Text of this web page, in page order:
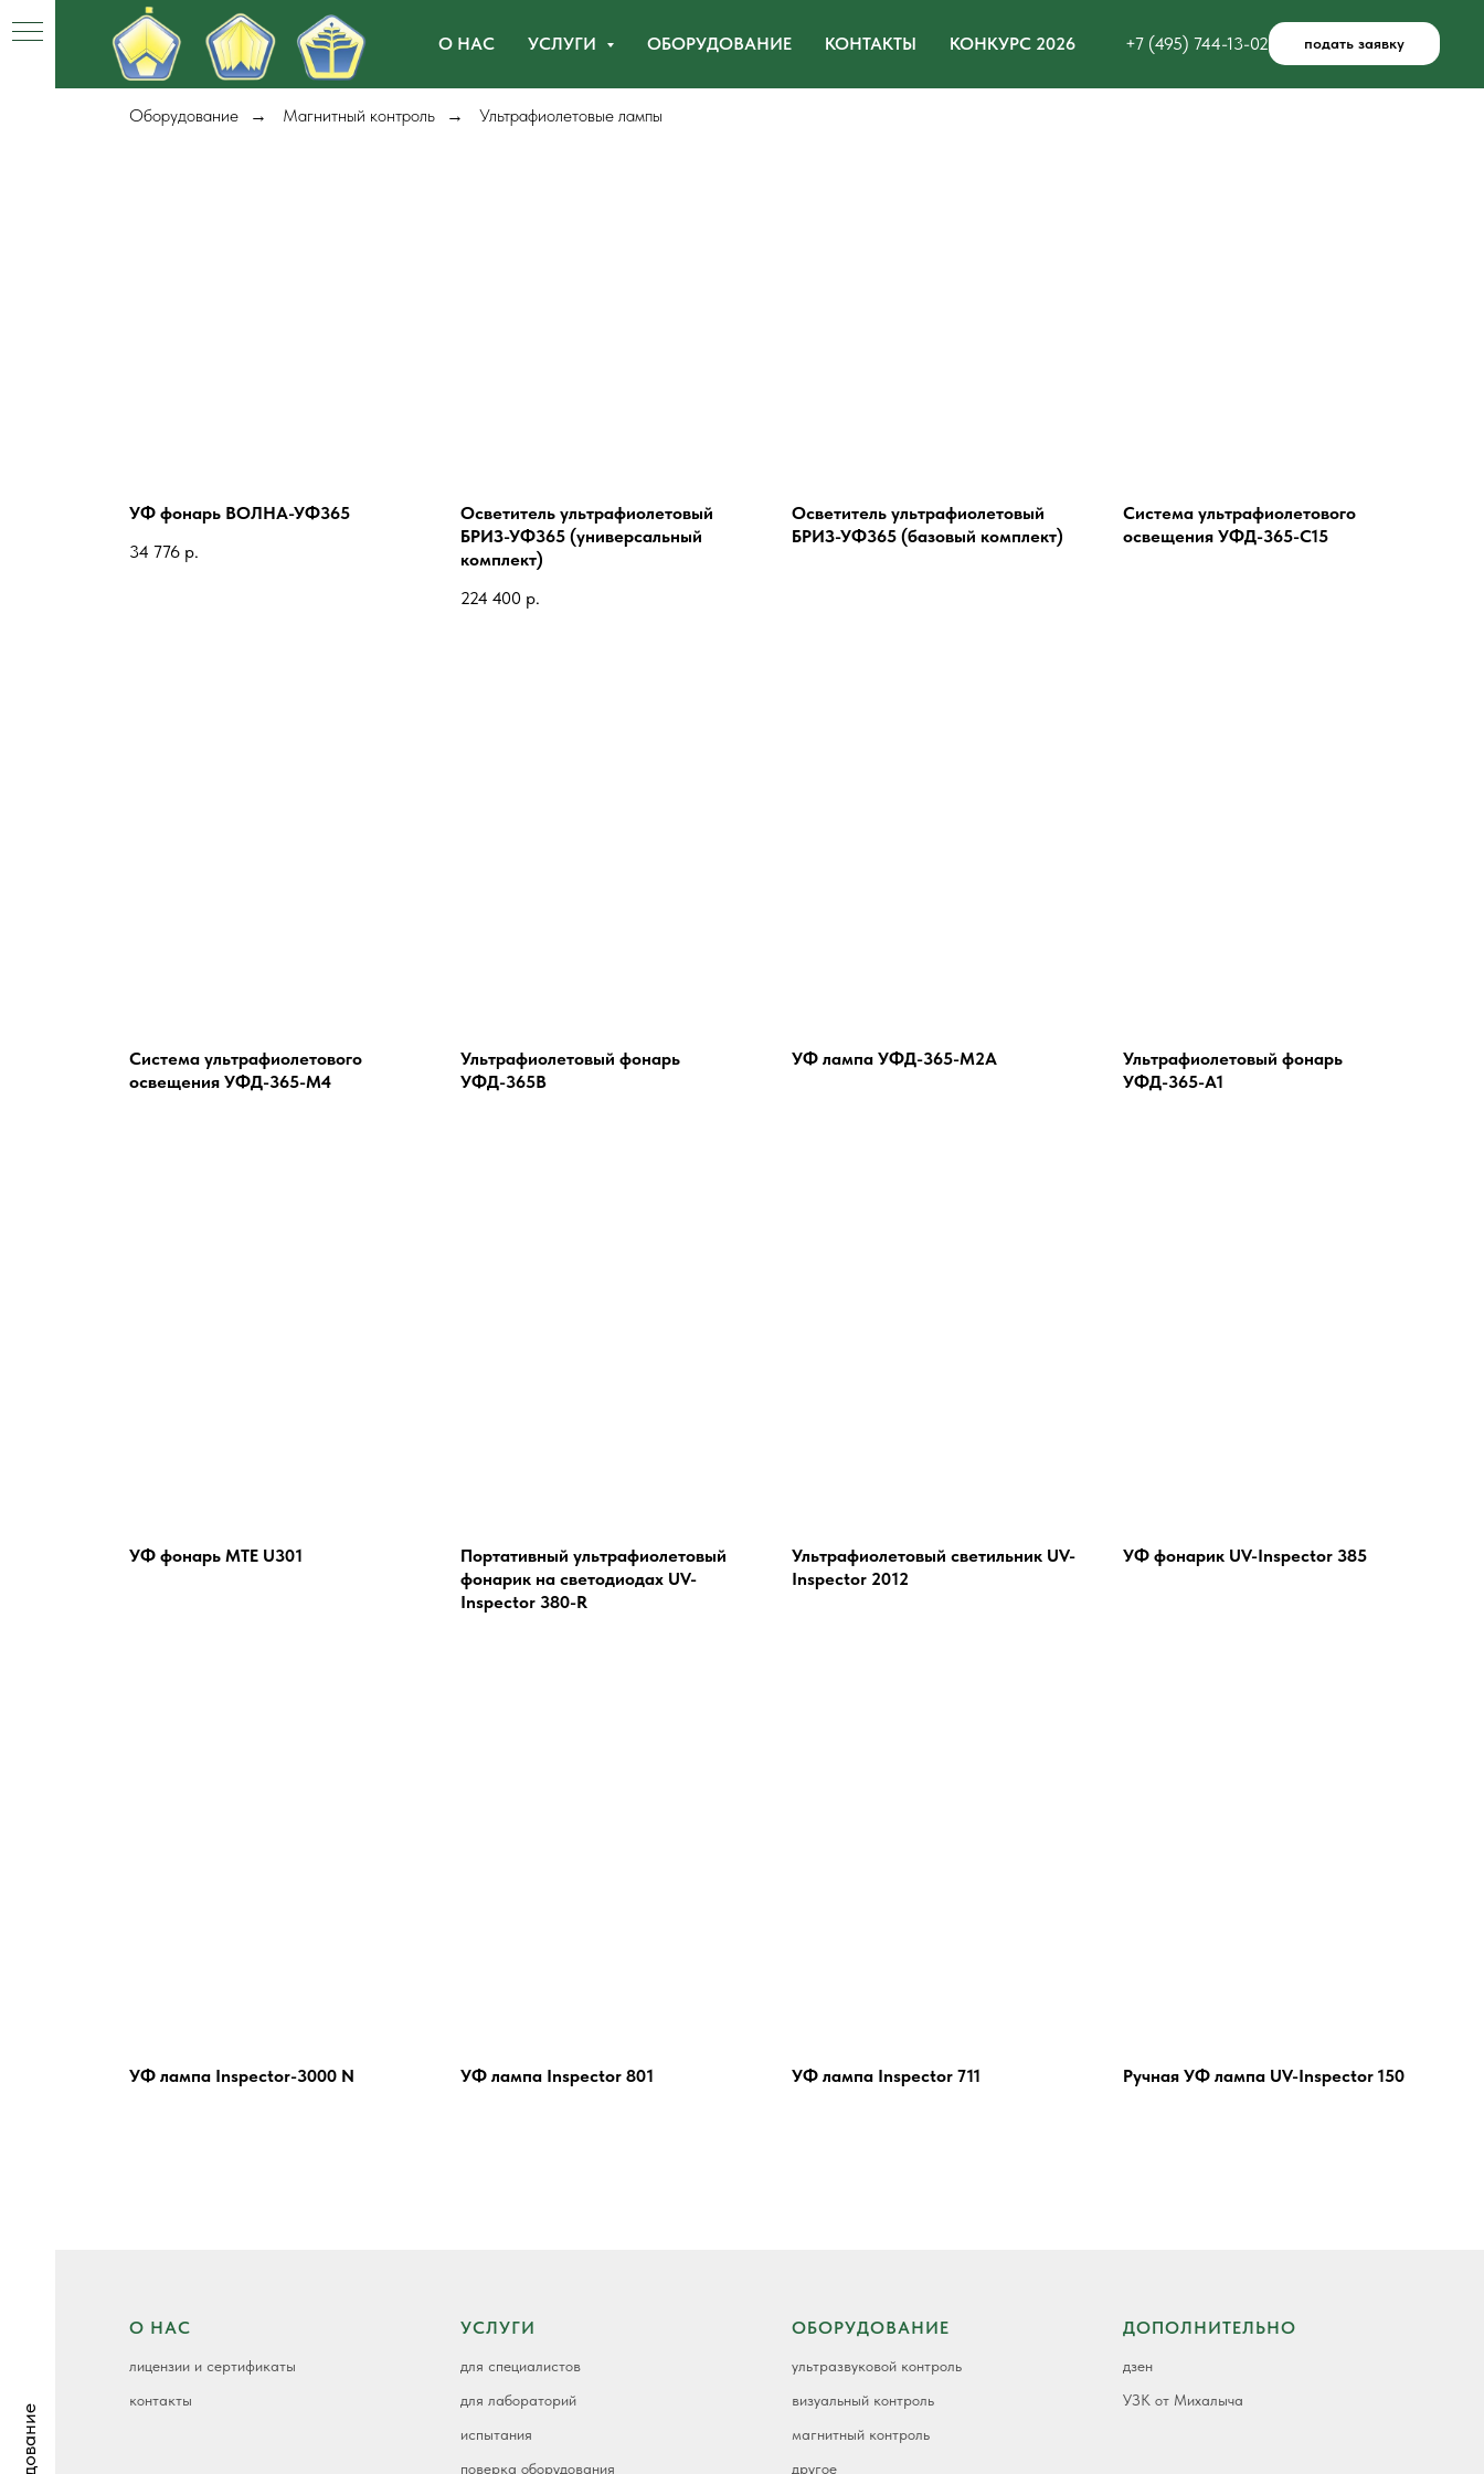
О НАС УСЛУГИ ОБОРУДОВАНИЕ КОНТАКТЫ КОНКУРС 2026 +7 (495) 744-13-02 подать заявку
Оборудование → Магнитный контроль → Ультрафиолетовые лампы
УФ фонарь ВОЛНА-УФ365
34 776 р.
Осветитель ультрафиолетовый
БРИЗ-УФ365 (универсальный
комплект)
224 400 р.
Осветитель ультрафиолетовый
БРИЗ-УФ365 (базовый комплект)
Система ультрафиолетового
освещения УФД-365-С15
Система ультрафиолетового
освещения УФД-365-М4
Ультрафиолетовый фонарь
УФД-365В
УФ лампа УФД-365-М2А
Ультрафиолетовый фонарь
УФД-365-А1
УФ фонарь MTE U301
Портативный ультрафиолетовый
фонарик на светодиодах UV-
Inspector 380-R
Ультрафиолетовый светильник UV-
Inspector 2012
УФ фонарик UV-Inspector 385
УФ лампа Inspector-3000 N УФ лампа Inspector 801 УФ лампа Inspector 711 Ручная УФ лампа UV-Inspector 150
О НАС
лицензии и сертификаты
контакты
УСЛУГИ
для специалистов
для лабораторий
испытания
поверка оборудования
ОБОРУДОВАНИЕ
ультразвуковой контроль
визуальный контроль
магнитный контроль
другое
ДОПОЛНИТЕЛЬНО
дзен
УЗК от Михалыча